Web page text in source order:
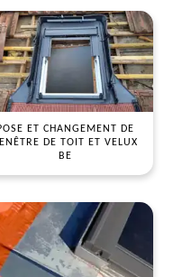
ET CHANGEMENT DE
DE TOIT ET VELUX
BE